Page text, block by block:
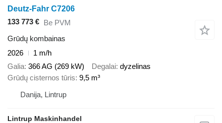
Deutz-Fahr C7206
133 773 € Be PVM
Grūdų kombainas
2026
1 m/h
Galia 366 AG (269 kW) Degalai dyzelinas
Grūdų cisternos tūris 9,5 m³
Danija, Lintrup
Lintrup Maskinhandel